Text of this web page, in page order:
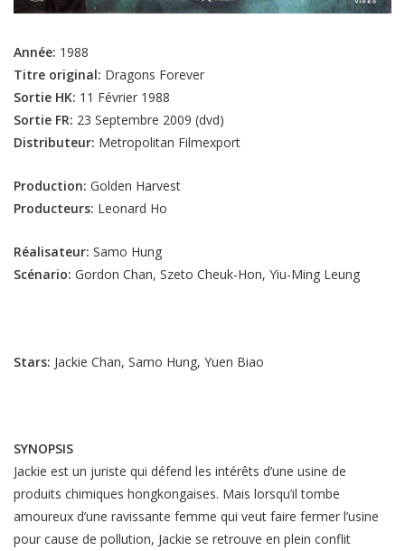
Année: 1988
Titre original: Dragons Forever
Sortie HK: 11 Février 1988
Sortie FR: 23 Septembre 2009 (dvd)
Distributeur: Metropolitan Filmexport
Production: Golden Harvest
Producteurs: Leonard Ho
Réalisateur: Samo Hung
Scénario: Gordon Chan, Szeto Cheuk-Hon, Yiu-Ming Leung
Stars: Jackie Chan, Samo Hung, Yuen Biao
SYNOPSIS
Jackie est un juriste qui défend les intérêts d’une usine de
produits chimiques hongkongaises. Mais lorsqu’il tombe
amoureux d’une ravissante femme qui veut faire fermer l’usine
pour cause de pollution, Jackie se retrouve en plein conflit